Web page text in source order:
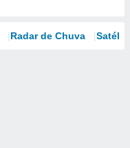
Radar de Chuva